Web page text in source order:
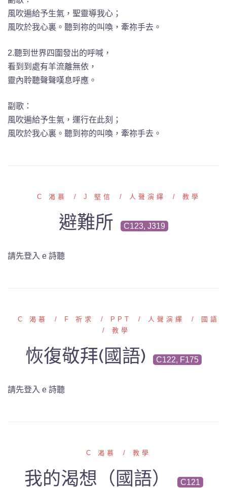
風吹遍給予生氣，聖靈導我心；
風吹於我心裏。聽到祢的叫喚，牽祢手去。
2.聽到世界四圍發出的呼喊，
看到到處有羊流離無依，
靈內聆聽聲聲嘆息呼應。
副歌：
風吹遍給予生氣，運行在此刻；
風吹於我心裏。聽到祢的叫喚，牽祢手去。
C 渴慕 J 堅信 人聲演繹 教學
避難所 C123, J319
請先登入 e 詩聽
C 渴慕 F 祈求 PPT 人聲演繹
國語
教學
恢復敬拜(國語) C122, F175
請先登入 e 詩聽
C 渴慕 教學
我的渴想（國語） C121